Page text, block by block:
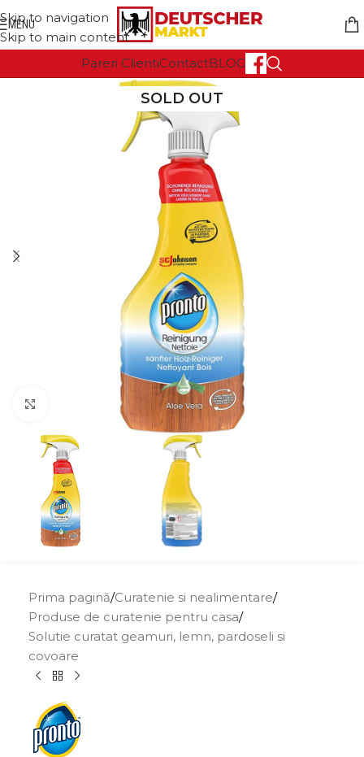
Skip to navigation
Skip to main content
MENU
Pareri ClientiContactBLOG
SOLD OUT
Click to enlarge
Prima pagină/Curatenie si nealimentare/
Produse de curatenie pentru casa/
Solutie curatat geamuri, lemn, pardoseli si
covoare